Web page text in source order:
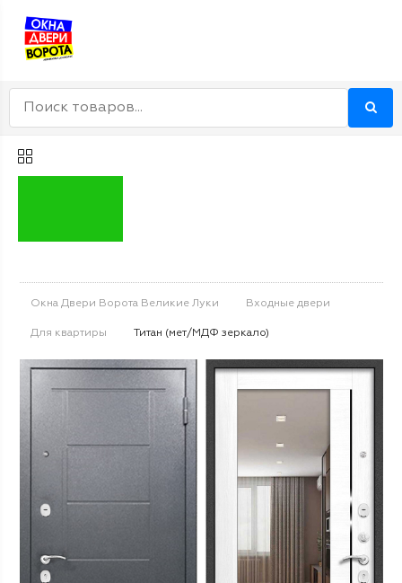
Окна Двери Ворота Великие Луки Входные двери
Для квартиры Титан (мет/МДФ зеркало)